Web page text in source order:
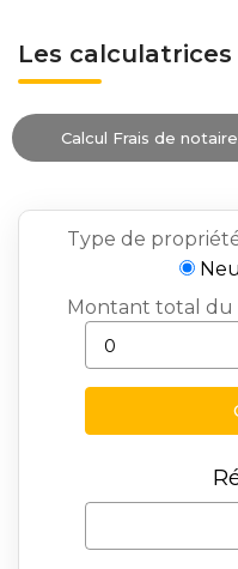
Les calculatrices
Calcul Frais de notaire